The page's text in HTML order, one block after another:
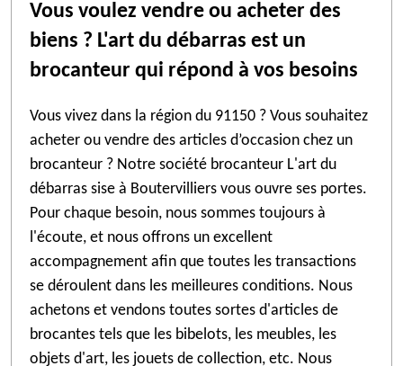
Vous voulez vendre ou acheter des
biens ? L'art du débarras est un
brocanteur qui répond à vos besoins
Vous vivez dans la région du 91150 ? Vous souhaitez
acheter ou vendre des articles d’occasion chez un
brocanteur ? Notre société brocanteur L'art du
débarras sise à Boutervilliers vous ouvre ses portes.
Pour chaque besoin, nous sommes toujours à
l'écoute, et nous offrons un excellent
accompagnement afin que toutes les transactions
se déroulent dans les meilleures conditions. Nous
achetons et vendons toutes sortes d'articles de
brocantes tels que les bibelots, les meubles, les
objets d'art, les jouets de collection, etc. Nous